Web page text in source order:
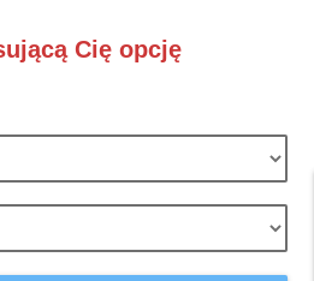
Cię opcję